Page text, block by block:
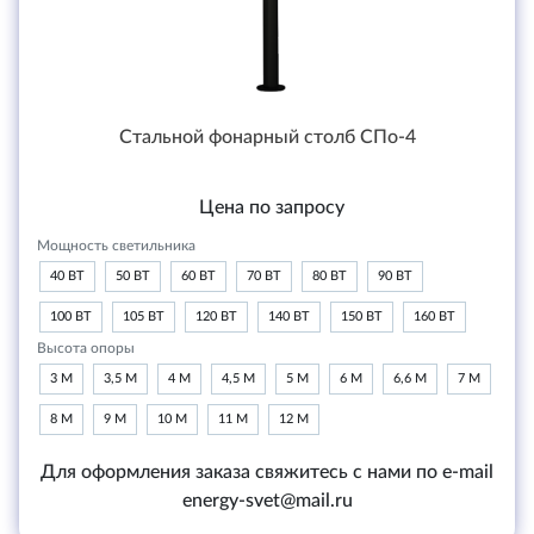
Стальной фонарный столб СПо-4
Цена по запросу
Мощность светильника
40 ВТ 50 ВТ 60 ВТ 70 ВТ 80 ВТ 90 ВТ
100 ВТ 105 ВТ 120 ВТ 140 ВТ 150 ВТ 160 ВТ
Высота опоры
3 М 3,5 М 4 М 4,5 М 5 М 6 М 6,6 М 7 М
8 М 9 М 10 М 11 М 12 М
Для оформления заказа свяжитесь с нами по e-mail
energy-svet@mail.ru